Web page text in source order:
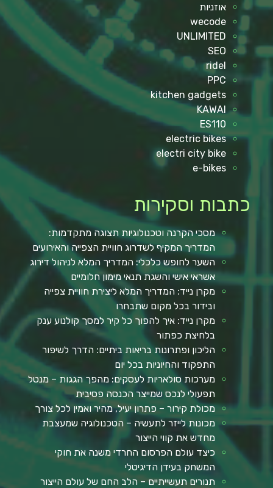
אוזניות
wecode
UNLIMITED
SEO
ridel
PPC
kitchen gadgets
KAWAI
ES110
electric bikes
electri city bike
e-bikes
כתבות וסקירות
מסכי הקרנה וטכנולוגיות תצוגה מתקדמות:
המדריך המקיף לשדרוג חוויית הצפייה והאירועים
השער לחופש כלכלי: המדריך המלא לניהול דירוג
אשראי אישי והשגת תנאי מימון חלומיים
מקרן נייד: המדריך המלא ליצירת חוויית צפייה
ובידור בכל מקום שתבחרו
מקרן נייד: איך להפוך כל קיר למסך קולנוע ענק
בלחיצת כפתור
הליכון ופתרונות בריאות ביתיים: הדרך לשיפור
התפקוד והחיוניות בכל יום
מערכות סולאריות לעסקים: מהפך הגגות – מנטל
תפעולי לנכס שמייצר הכנסה פסיבית
מכולת קירור – פתרון יעיל, מהיר ואמין לכל צורך
מכונות לייזר לתעשיה – הטכנולוגיה שמעצבת
מחדש את קווי הייצור
כיצד עולם הפרסום החרדי משנה את חוקי
המשחק בעידן הדיגיטלי
תנורים תעשייתיים – הלב החם של עולם הייצור